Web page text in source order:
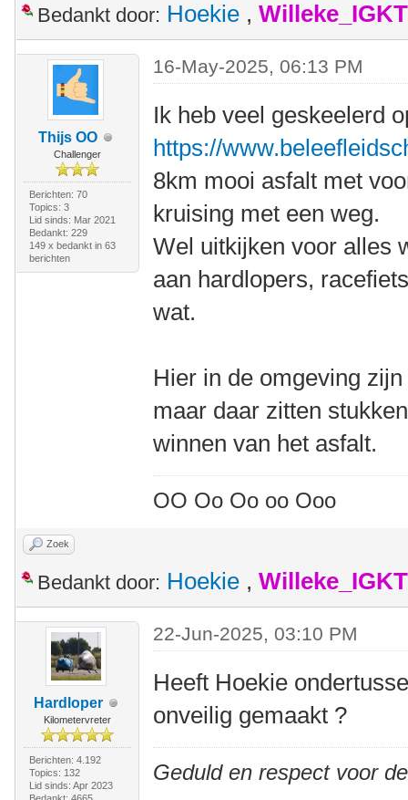
Bedankt door: Hoekie , Willeke_IGKT
Thijs OO
Challenger
Berichten: 70
Topics: 3
Lid sinds: Mar 2021
Bedankt: 229
149 x bedankt in 63
berichten
16-May-2025, 06:13 PM
Ik heb veel geskeelerd
https://
8km mooi asfalt met
kruising met een weg.
Wel uitkijken voor alles
aan hardlopers,
wat.
Hier in de omgeving
maar daar zitten
winnen van het asfalt.
OO Oo Oo oo Ooo
Zoek
Bedankt door: Hoekie , Willeke_IGKT
Hardloper
Kilometervreter
Berichten: 4.192
Topics: 132
Lid sinds: Apr 2023
22-Jun-2025, 03:10 PM
Heeft Hoekie
onveilig gemaakt ?
Geduld en respect voor